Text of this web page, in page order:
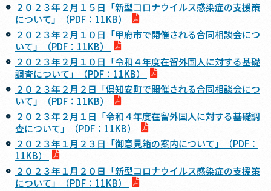
２０２３年２月１５日「新型コロナウイルス感染症の支援策
について」（PDF：11KB）
２０２３年２月１０日「甲府市で開催される合同相談会につ
いて」（PDF：11KB）
２０２３年２月１０日「令和４年度在留外国人に対する基礎
調査について」（PDF：11KB）
２０２３年２月２日「倶知安町で開催される合同相談会につ
いて」（PDF：11KB）
２０２３年２月１日「令和４年度在留外国人に対する基礎調
査について」（PDF：11KB）
２０２３年１月２３日「御意見箱の案内について」（PDF：
11KB）
２０２３年１月２０日「新型コロナウイルス感染症の支援策
について」（PDF：11KB）